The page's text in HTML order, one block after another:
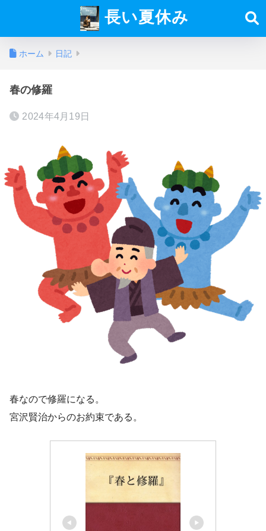
長い夏休み
ホーム 日記
春の修羅
2024年4月19日
春なので修羅になる。
宮沢賢治からのお約束である。